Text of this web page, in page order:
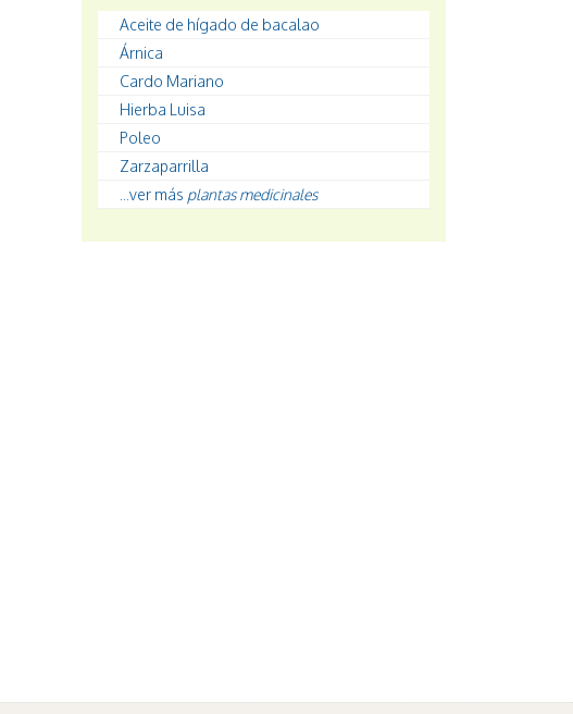
Aceite de hígado de bacalao
Árnica
Cardo Mariano
Hierba Luisa
Poleo
Zarzaparrilla
...ver más plantas medicinales